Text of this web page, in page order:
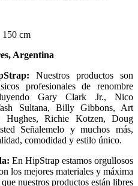
150 cm
Argentina
Nuestros productos son
profesionales de renombre
Gary Clark Jr., Nico
Sultana, Billy Gibbons, Art
Hughes, Richie Kotzen, Doug
Señalemelo y muchos más,
comodidad y estilo único.
En HipStrap estamos orgullosos
los mejores materiales y máxima
nuestros productos están libres